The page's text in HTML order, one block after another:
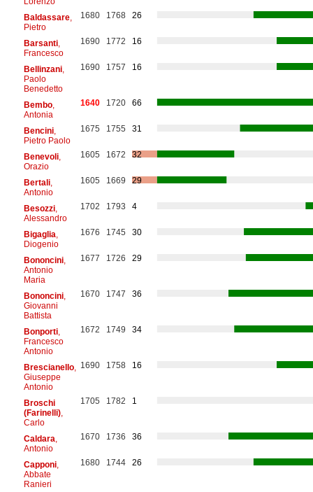
Baldassare,
Pietro
1680 1768 26
Barsanti,
Francesco
1690 1772 16
Bellinzani,
Paolo
Benedetto
1690 1757 16
Bembo,
Antonia
1640 1720 66
Bencini,
Pietro Paolo
1675 1755 31
Benevoli,
Orazio
1605 1672 32
Bertali,
Antonio
1605 1669 29
Besozzi,
Alessandro
1702 1793 4
Bigaglia
Diogenio
1676 1745 30
Bononcini,
Antonio
Maria
1677 1726 29
Bononcini,
Giovanni
Battista
1670 1747 36
Bonporti,
Francesco
Antonio
1672 1749 34
Brescianello,
Giuseppe
Antonio
1690 1758 16
Broschi
(Farinelli),
Carlo
1705 1782 1
Caldara
Antonio
1670 1736 36
Capponi,
Abbate
Ranieri
1680 1744 26